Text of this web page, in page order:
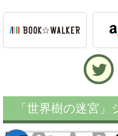
「世界樹の迷宮」